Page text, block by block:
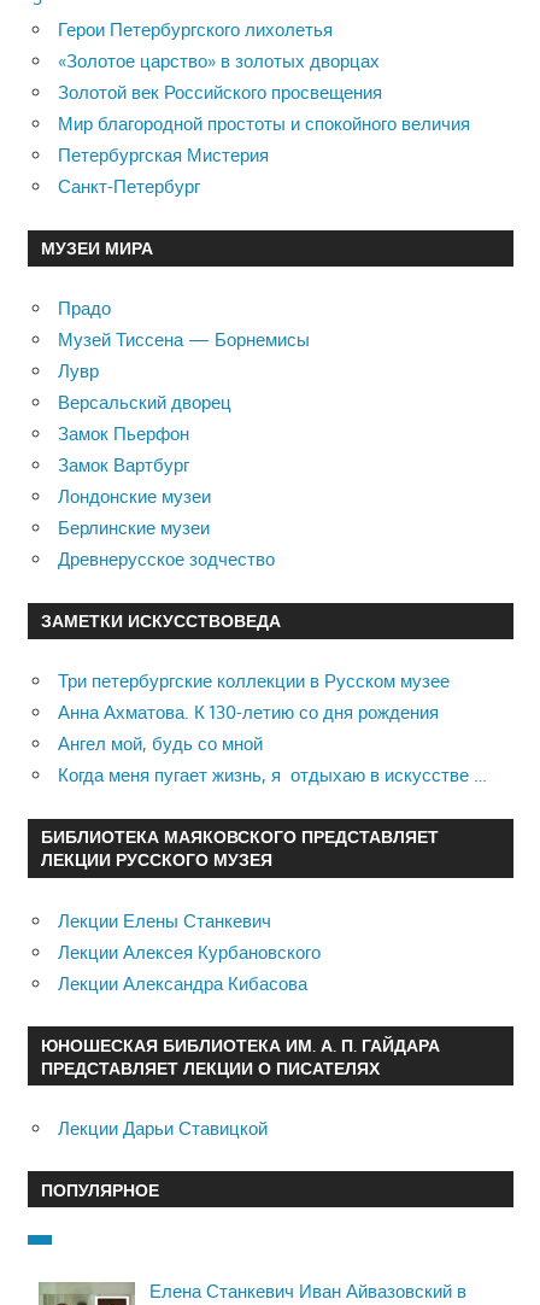
Герои Петербургского лихолетья
«Золотое царство» в золотых дворцах
Золотой век Российского просвещения
Мир благородной простоты и спокойного величия
Петербургская Мистерия
Санкт-Петербург
МУЗЕИ МИРА
Прадо
Музей Тиссена — Борнемисы
Лувр
Версальский дворец
Замок Пьерфон
Замок Вартбург
Лондонские музеи
Берлинские музеи
Древнерусское зодчество
ЗАМЕТКИ ИСКУССТВОВЕДА
Три петербургские коллекции в Русском музее
Анна Ахматова. К 130-летию со дня рождения
Ангел мой, будь со мной
Когда меня пугает жизнь, я отдыхаю в искусстве …
БИБЛИОТЕКА МАЯКОВСКОГО ПРЕДСТАВЛЯЕТ
ЛЕКЦИИ РУССКОГО МУЗЕЯ
Лекции Елены Станкевич
Лекции Алексея Курбановского
Лекции Александра Кибасова
ЮНОШЕСКАЯ БИБЛИОТЕКА ИМ. А. П. ГАЙДАРА
ПРЕДСТАВЛЯЕТ ЛЕКЦИИ О ПИСАТЕЛЯХ
Лекции Дарьи Ставицкой
ПОПУЛЯРНОЕ
Елена Станкевич Иван Айвазовский в